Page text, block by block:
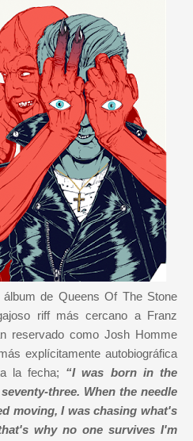
de Queens Of The Stone
riff más cercano a Franz
reservado como Josh Homme
explícitamente autobiográfica
la fecha; “I was born in the
three. When the needle
moving, I was chasing what's
why no one survives I'm